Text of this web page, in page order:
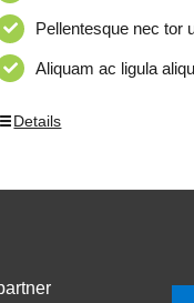
Pellentesque nec tor
Aliquam ac ligula
Details